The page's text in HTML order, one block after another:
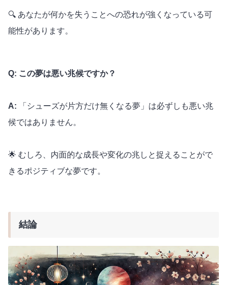
🔍 あなたが何かを失うことへの恐れが強くなっている可
能性があります。
Q: この夢は悪い兆候ですか？
A:
「シューズが片方だけ無くなる夢」は必ずしも悪い兆
候ではありません。
🌟 むしろ、内面的な成長や変化の兆しと捉えることがで
きるポジティブな夢です。
結論